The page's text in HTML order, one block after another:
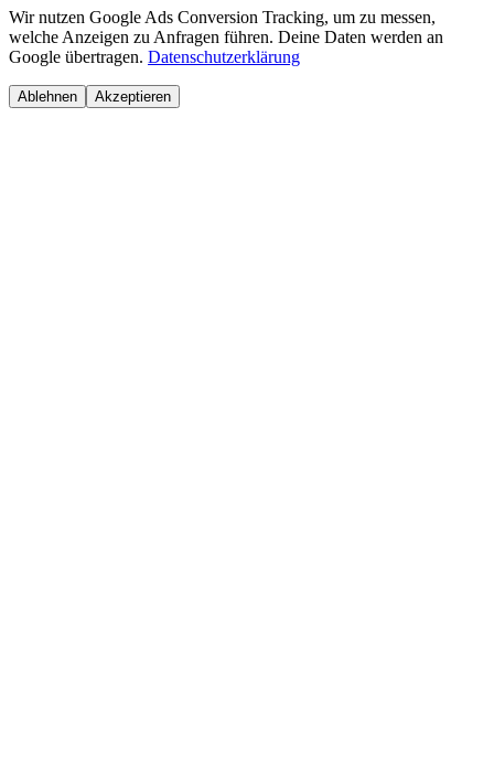
Wir nutzen Google Ads Conversion Tracking, um zu messen,
welche Anzeigen zu Anfragen führen. Deine Daten werden an
Google übertragen. Datenschutzerklärung
Ablehnen Akzeptieren